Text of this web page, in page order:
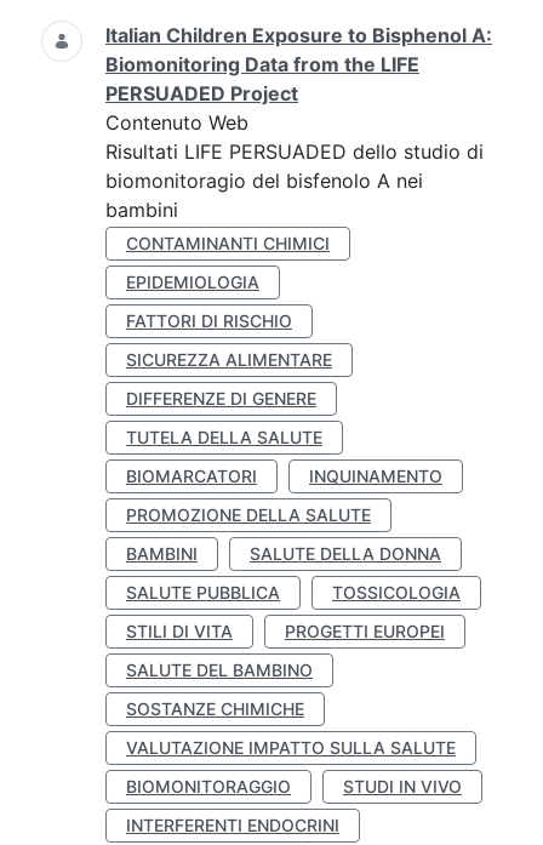
Ricerca
Italian Children Exposure to Bisphenol A:
Biomonitoring Data from the LIFE
PERSUADED Project
Contenuto Web
Risultati LIFE PERSUADED dello studio di
biomonitoragio del bisfenolo A nei
bambini
CONTAMINANTI CHIMICI
EPIDEMIOLOGIA
FATTORI DI RISCHIO
SICUREZZA ALIMENTARE
DIFFERENZE DI GENERE
TUTELA DELLA SALUTE
BIOMARCATORI
INQUINAMENTO
PROMOZIONE DELLA SALUTE
BAMBINI
SALUTE DELLA DONNA
SALUTE PUBBLICA
TOSSICOLOGIA
STILI DI VITA
PROGETTI EUROPEI
SALUTE DEL BAMBINO
SOSTANZE CHIMICHE
VALUTAZIONE IMPATTO SULLA SALUTE
BIOMONITORAGGIO
STUDI IN VIVO
INTERFERENTI ENDOCRINI